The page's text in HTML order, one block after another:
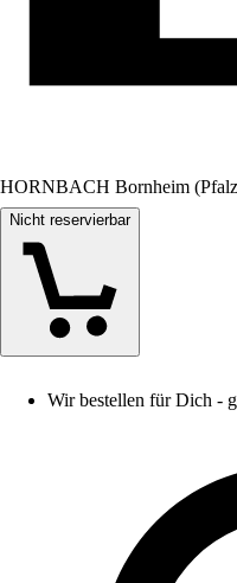
HORNBACH Bornheim
Nicht reservierbar
Wir bestellen für Dich -